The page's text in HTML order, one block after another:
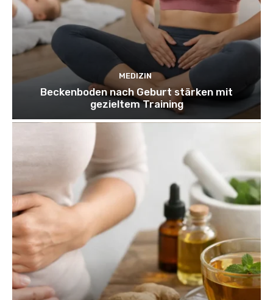
MEDIZIN
Beckenboden nach Geburt stärken mit
gezieltem Training